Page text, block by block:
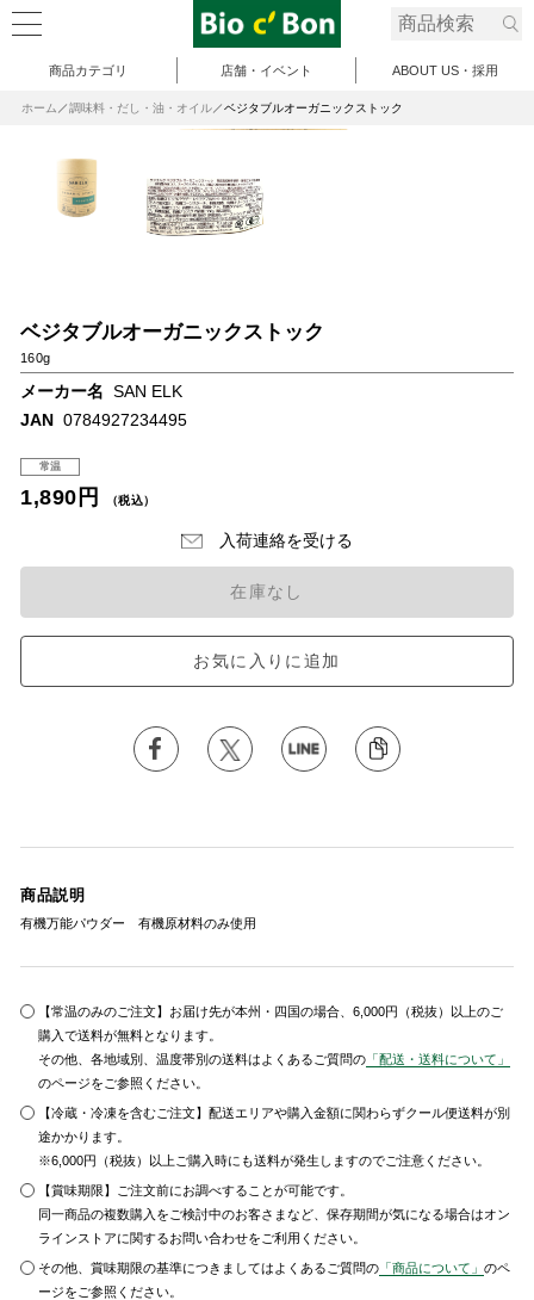
商品カテゴリ 店舗・イベント ABOUT US・採用
ホーム 調味料・だし・油・オイル ベジタブルオーガニックストック
ベジタブルオーガニックストック
160g
メーカー名 SAN ELK
JAN 0784927234495
常温
1,890円 （税込）
入荷連絡を受ける
在庫なし
お気に入りに追加
商品説明
有機万能パウダー 有機原材料のみ使用
【常温のみのご注文】お届け先が本州・四国の場合、6,000円（税抜）以上のご
購入で送料が無料となります。
その他、各地域別、温度帯別の送料はよくあるご質問の 「配送・送料について」
のページをご参照ください。
【冷蔵・冷凍を含むご注文】配送エリアや購入金額に関わらずクール便送料が別
途かかります。
※6,000円（税抜）以上ご購入時にも送料が発生しますのでご注意ください。
【賞味期限】ご注文前にお調べすることが可能です。
同一商品の複数購入をご検討中のお客さまなど、保存期間が気になる場合はオン
ラインストアに関するお問い合わせをご利用ください。
その他、賞味期限の基準につきましてはよくあるご質問の 「商品について」のペ
ージをご参照ください。